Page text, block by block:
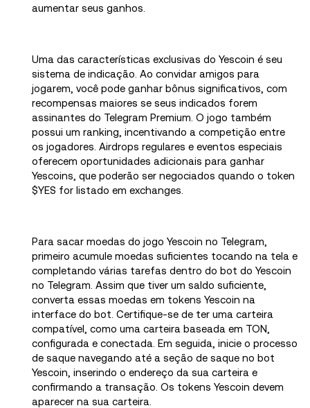
aumentar seus ganhos.
Uma das características exclusivas do Yescoin é seu
sistema de indicação. Ao convidar amigos para
jogarem, você pode ganhar bônus significativos, com
recompensas maiores se seus indicados forem
assinantes do Telegram Premium. O jogo também
possui um ranking, incentivando a competição entre
os jogadores. Airdrops regulares e eventos especiais
oferecem oportunidades adicionais para ganhar
Yescoins, que poderão ser negociados quando o token
$YES for listado em exchanges.
Para sacar moedas do jogo Yescoin no Telegram,
primeiro acumule moedas suficientes tocando na tela e
completando várias tarefas dentro do bot do Yescoin
no Telegram. Assim que tiver um saldo suficiente,
converta essas moedas em tokens Yescoin na
interface do bot. Certifique-se de ter uma carteira
compatível, como uma carteira baseada em TON,
configurada e conectada. Em seguida, inicie o processo
de saque navegando até a seção de saque no bot
Yescoin, inserindo o endereço da sua carteira e
confirmando a transação. Os tokens Yescoin devem
aparecer na sua carteira.